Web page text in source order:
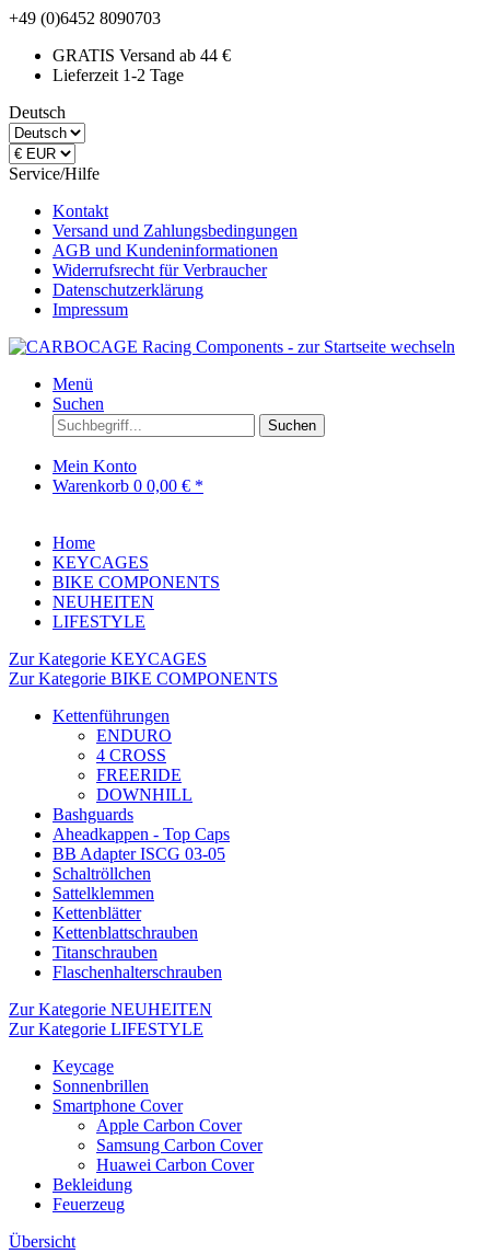
+49 (0)6452 8090703
GRATIS Versand ab 44 €
Lieferzeit 1-2 Tage
Deutsch
Service/Hilfe
Kontakt
Versand und Zahlungsbedingungen
AGB und Kundeninformationen
Widerrufsrecht für Verbraucher
Datenschutzerklärung
Impressum
Menü
Suchen
Suchen
Mein Konto
Warenkorb 0 0,00 € *
Home
KEYCAGES
BIKE COMPONENTS
NEUHEITEN
LIFESTYLE
Zur Kategorie KEYCAGES
Zur Kategorie BIKE COMPONENTS
Kettenführungen
ENDURO
4 CROSS
FREERIDE
DOWNHILL
Bashguards
Aheadkappen - Top Caps
BB Adapter ISCG 03-05
Schaltröllchen
Sattelklemmen
Kettenblätter
Kettenblattschrauben
Titanschrauben
Flaschenhalterschrauben
Zur Kategorie NEUHEITEN
Zur Kategorie LIFESTYLE
Keycage
Sonnenbrillen
Smartphone Cover
Apple Carbon Cover
Samsung Carbon Cover
Huawei Carbon Cover
Bekleidung
Feuerzeug
Übersicht